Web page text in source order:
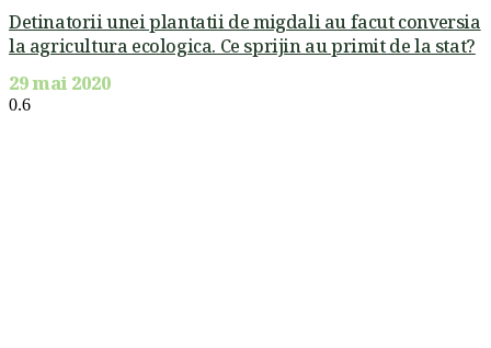
Detinatorii unei plantatii de migdali au facut conversia
la agricultura ecologica. Ce sprijin au primit de la stat?
29 mai 2020